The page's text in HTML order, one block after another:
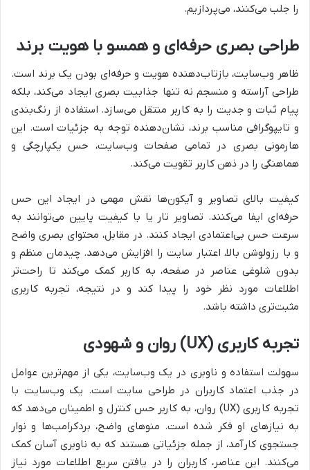
را جلب می‌کنند، می‌پردازیم.
طراحی بصری حرفه‌ای و همسو با هویت برند
ظاهر وب‌سایت، بازتاب‌دهنده هویت و حرفه‌ای بودن یک برند است.
طراحی آراسته و منسجم نه تنها جذابیت بصری ایجاد می‌کند، بلکه
پیام ثبات و جدیت را به کاربر منتقل می‌سازد. استفاده از رنگ‌بندی
و تایپوگرافی مناسب برند، نشان‌دهنده توجه به جزئیات است. این
هارمونی بصری در تمامی صفحات وب‌سایت، حس یکپارچگی و
هماهنگی را در ذهن کاربر تقویت می‌کند.
کیفیت بالای تصاویر و آیکون‌ها نقش مهمی در ایجاد این حس
حرفه‌ای ایفا می‌کنند. تصاویر تار یا با کیفیت پایین می‌توانند به
سرعت حس بی‌اعتمادی ایجاد کنند. در مقابل، محتوای بصری واضح
و با رزولوشن بالا، اعتبار سایت را افزایش می‌دهد. چیدمان منظم و
بدون شلوغی عناصر در صفحه، به کاربر کمک می‌کند تا راحت‌تر
اطلاعات مورد نظر خود را پیدا کند و در نتیجه، تجربه کاربری
مثبت‌تری داشته باشد.
تجربه کاربری (UX) روان و شهودی
سهولت استفاده و ناوبری در یک وب‌سایت، یکی از مهم‌ترین عوامل
در جذب اعتماد کاربران در طراحی سایت است. یک وب‌سایت با
تجربه کاربری (UX) روان، به کاربر حس کنترل و اطمینان می‌دهد که
به نیازهای او فکر شده است. منوهای واضح، بردکرامب‌ها و نوار
جستجوی کارآمد، از جمله جزئیاتی هستند که به ناوبری آسان کمک
می‌کنند. این عناصر، کاربران را در یافتن سریع اطلاعات مورد نیاز